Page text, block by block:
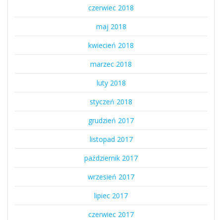
czerwiec 2018
maj 2018
kwiecień 2018
marzec 2018
luty 2018
styczeń 2018
grudzień 2017
listopad 2017
październik 2017
wrzesień 2017
lipiec 2017
czerwiec 2017